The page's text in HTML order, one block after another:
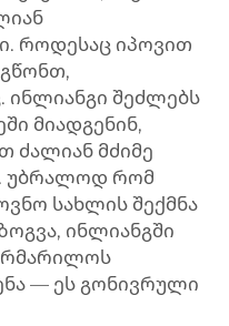
როდესაც იპოვით
ინლიანგი შეძლებს
მიადგენინ,
ძალიან მძიმე
უბრალოდ რომ
სახლის შექმნა
ინლიანგში
— ეს გონივრული